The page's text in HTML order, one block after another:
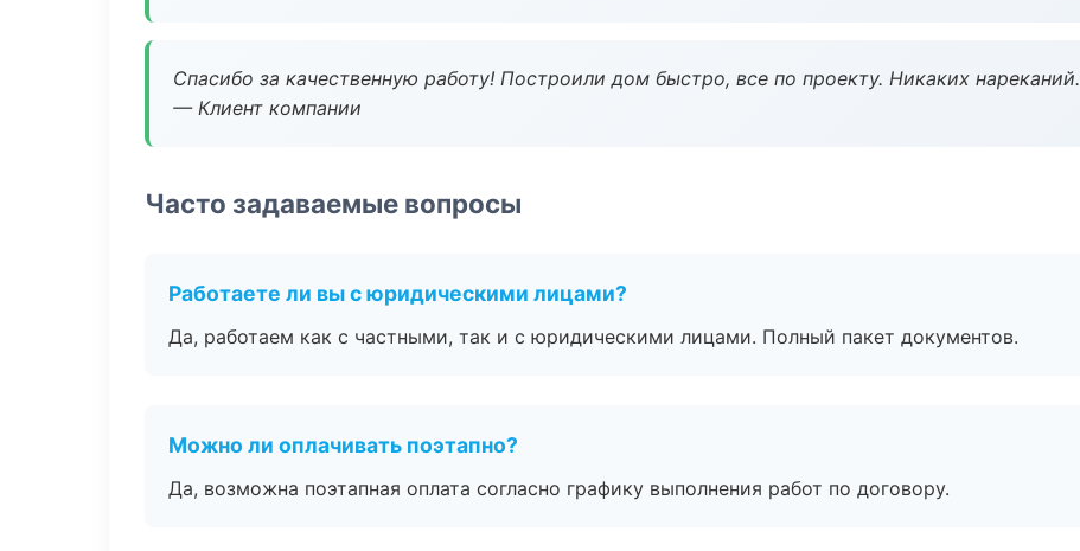
Спасибо за качественную работу! Построили дом быстро, все по проекту. Никаких нареканий.
— Клиент компании
Часто задаваемые вопросы
Работаете ли вы с юридическими лицами?
Да, работаем как с частными, так и с юридическими лицами. Полный пакет документов.
Можно ли оплачивать поэтапно?
Да, возможна поэтапная оплата согласно графику выполнения работ по договору.